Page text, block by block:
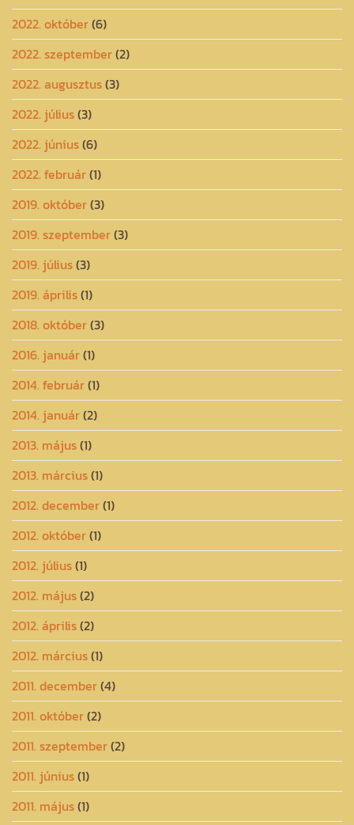
2022. október(6)
2022. szeptember(2)
2022. augusztus(3)
2022. július(3)
2022. június(6)
2022. február(1)
2019. október(3)
2019. szeptember(3)
2019. július(3)
2019. április(1)
2018. október(3)
2016. január(1)
2014. február(1)
2014. január(2)
2013. május(1)
2013. március(1)
2012. december(1)
2012. október(1)
2012. július(1)
2012. május(2)
2012. április(2)
2012. március(1)
2011. december(4)
2011. október(2)
2011. szeptember(2)
2011. június(1)
2011. május(1)